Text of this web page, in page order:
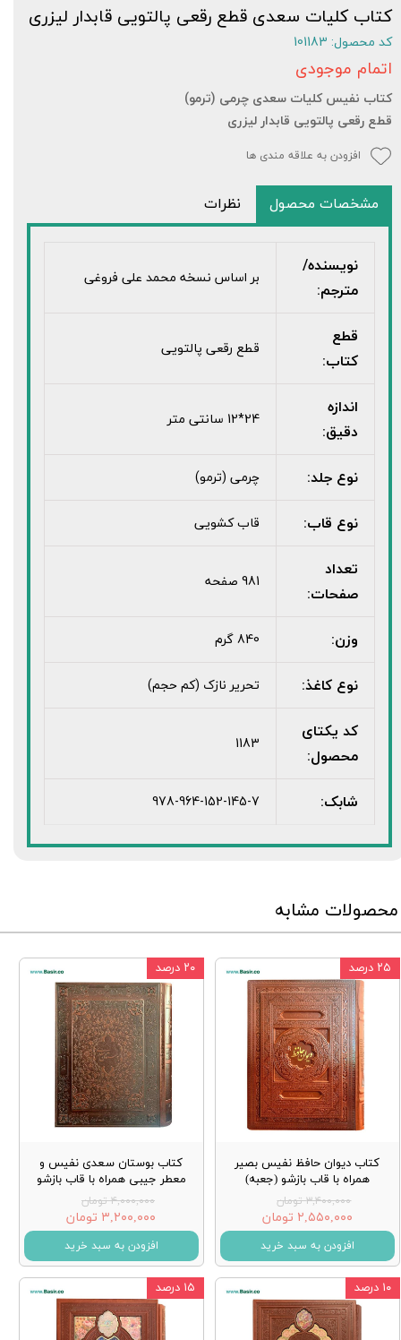
کتاب کلیات سعدی قطع رقعی پالتویی قابدار لیزری
کد محصول: 101183
اتمام موجودی
کتاب نفیس کلیات سعدی چرمی (ترمو)
قطع رقعی پالتویی قابدار لیزری
افزودن به علاقه مندی ها
مشخصات محصول نظرات
نویسنده/
مترجم:
بر اساس نسخه محمد علی فروغی
قطع
کتاب:
قطع رقعی پالتویی
اندازه
دقیق:
24*12 سانتی متر
نوع جلد: چرمی (ترمو)
نوع قاب: قاب کشویی
تعداد
صفحات:
981 صفحه
وزن: 840 گرم
نوع کاغذ: تحریر نازک (کم حجم)
کد یکتای
محصول:
1183
شابک: 978-964-152-145-7
محصولات مشابه
کتاب دیوان حافظ نفیس بصیر
همراه با قاب بازشو (جعبه)
۳,۴۰۰,۰۰۰ تومان
۲,۵۵۰,۰۰۰ تومان
افزودن به سبد خرید
۲۵ درصد
کتاب بوستان سعدی نفیس و
معطر جیبی همراه با قاب بازشو
۴,۰۰۰,۰۰۰ تومان
۳,۲۰۰,۰۰۰ تومان
افزودن به سبد خرید
۲۰ درصد
۱۰ درصد ۱۵ درصد